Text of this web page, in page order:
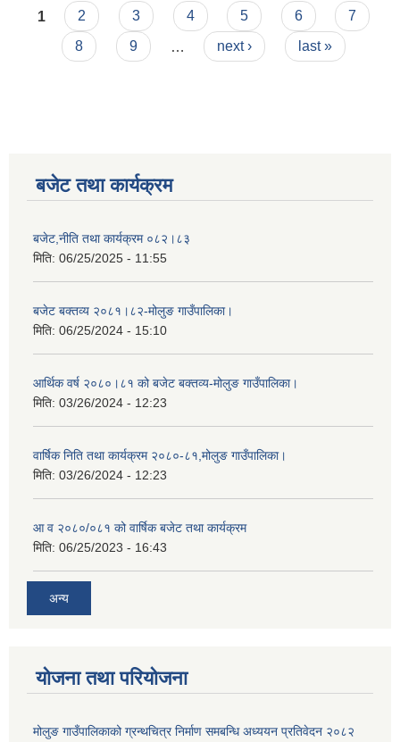
कार्यविधि-२०७७।
Pages
1 2 3 4 5 6
7
8
9 next › last »
बजेट तथा कार्यक्रम
बजेट,नीति तथा कार्यक्रम ०८२।८३
मिति: 06/25/2025 - 11:55
बजेट बक्तव्य २०८१।८२-मोलुङ गाउँपालिका।
मिति: 06/25/2024 - 15:10
आर्थिक वर्ष २०८०।८१ को बजेट बक्तव्य-मोलुङ गाउँपालिका।
मिति: 03/26/2024 - 12:23
वार्षिक निति तथा कार्यक्रम २०८०-८१,मोलुङ गाउँपालिका।
मिति: 03/26/2024 - 12:23
आ व २०८०/०८१ को वार्षिक बजेट तथा कार्यक्रम
मिति: 06/25/2023 - 16:43
अन्य
योजना तथा परियोजना
मोलुङ गाउँपालिकाको ग्रन्थचित्र निर्माण समबन्धि अध्ययन प्रतिवेदन २०८२